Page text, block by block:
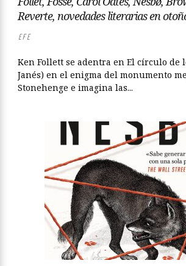
Reverte, novedades literarias en
EFE
Ken Follett se adentra en El círculo de
Janés) en el enigma del monumento
Stonehenge e imagina las...